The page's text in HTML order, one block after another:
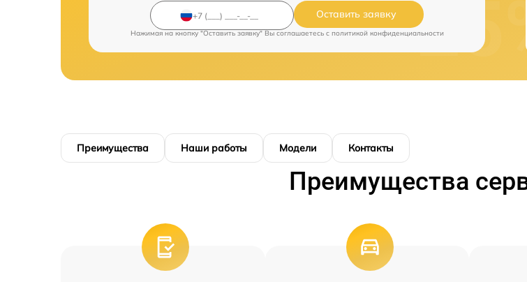
Оставить заявку
Нажимая на кнопку "Оставить заявку" Вы соглашаетесь c политикой конфиденциальности
Преимущества Наши работы Модели Контакты
Преимущества